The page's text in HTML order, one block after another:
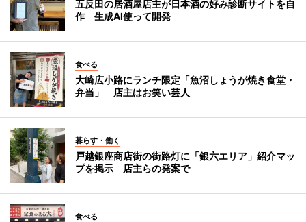
五反田の居酒屋店主が日本酒の好み診断サイトを自
作 生成AI使って開発
食べる
大崎広小路にランチ限定「魚沼しょうが焼き食堂・
弁当」 店主はお笑い芸人
暮らす・働く
戸越銀座商店街の街路灯に「銀六エリア」紹介マッ
プを掲示 店主らの発案で
食べる